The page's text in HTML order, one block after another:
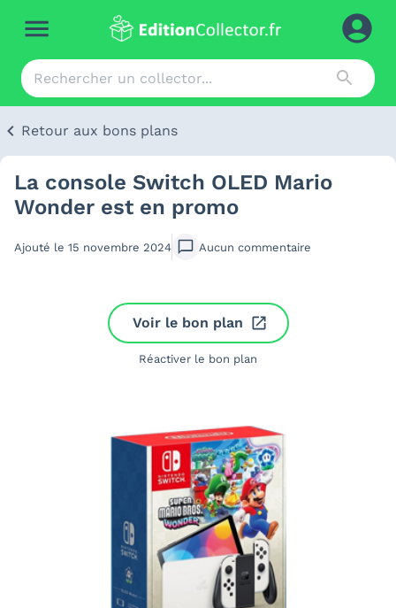
Retour aux bons plans
La console Switch OLED Mario
Wonder est en promo
Ajouté le 15 novembre 2024 Aucun commentaire
Voir le bon plan
Réactiver le bon plan